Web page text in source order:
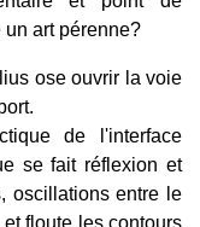
art pérenne?
ose ouvrir la voie
de l'interface
se fait réflexion et
oscillations entre le
floute les contours